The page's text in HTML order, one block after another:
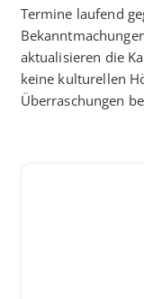
Termine laufend
aktualisieren die
keine kulturellen
Überraschungen